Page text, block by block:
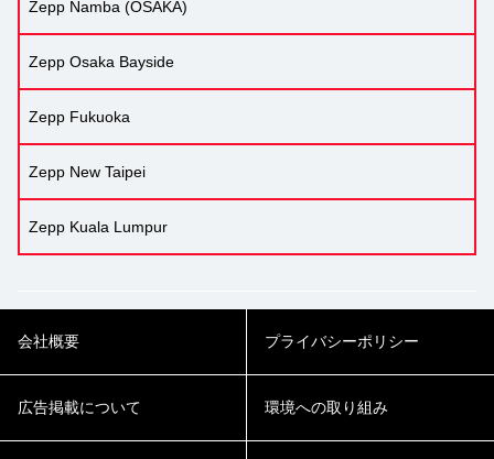
Zepp Namba (OSAKA)
Zepp Osaka Bayside
Zepp Fukuoka
Zepp New Taipei
Zepp Kuala Lumpur
会社概要 プライバシーポリシー
広告掲載について 環境への取り組み